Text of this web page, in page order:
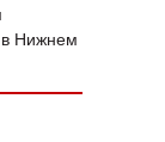
в Нижнем